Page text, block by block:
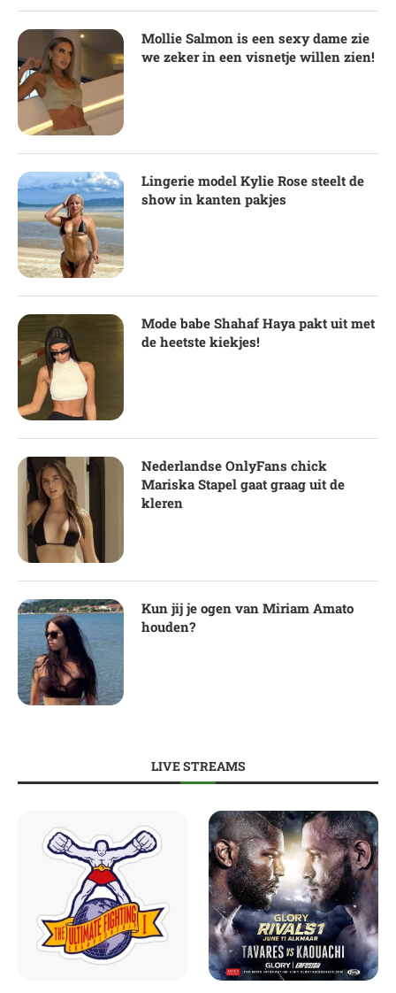
Mollie Salmon is een sexy dame zie
we zeker in een visnetje willen zien!
Lingerie model Kylie Rose steelt de
show in kanten pakjes
Mode babe Shahaf Haya pakt uit met
de heetste kiekjes!
Nederlandse OnlyFans chick
Mariska Stapel gaat graag uit de
kleren
Kun jij je ogen van Miriam Amato
houden?
LIVE STREAMS